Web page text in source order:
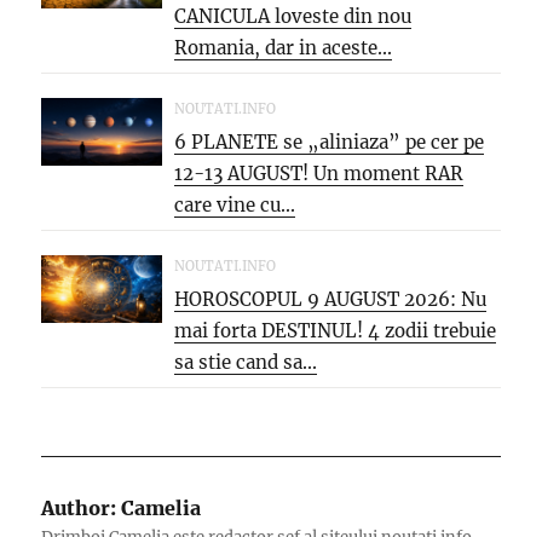
CANICULA loveste din nou
Romania, dar in aceste...
NOUTATI.INFO
6 PLANETE se „aliniaza” pe cer pe
12-13 AUGUST! Un moment RAR
care vine cu...
NOUTATI.INFO
HOROSCOPUL 9 AUGUST 2026: Nu
mai forta DESTINUL! 4 zodii trebuie
sa stie cand sa...
Author: Camelia